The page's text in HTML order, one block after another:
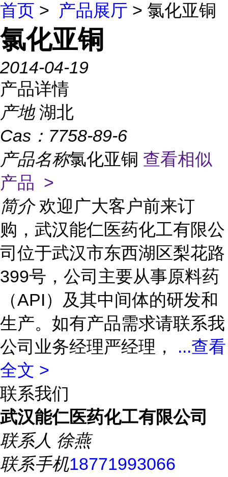
首页 > 产品展厅 > 氯化亚铜
氯化亚铜
2014-04-19
产品详情
产地 湖北
Cas： 7758-89-6
产品名称氯化亚铜 查看相似
产品 >
简介 欢迎广大客户前来订
购，武汉能仁医药化工有限公
司位于武汉市东西湖区梨花路
399号，公司主要从事原料药
（API）及其中间体的研发和
生产。如有产品需求请联系我
公司业务经理严经理， ...查看
全文 >
联系我们
武汉能仁医药化工有限公司
联系人 徐燕
联系手机18771993066